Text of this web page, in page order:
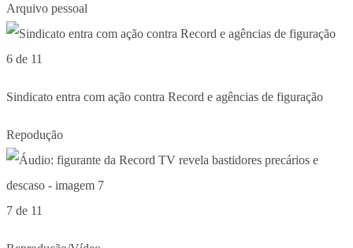
Arquivo pessoal
6 de 11
Sindicato entra com ação contra Record e agências de figuração
Repodução
7 de 11